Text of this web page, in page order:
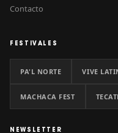
Contacto
FESTIVALES
PA'L NORTE VIVE
MACHACA FEST
NEWSLETTER